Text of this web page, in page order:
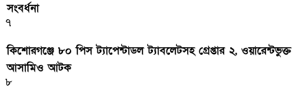
সংবর্ধনা
৭
কিশোরগঞ্জে ৮০ পিস ট্যাপেন্টাডল ট্যাবলেটসহ গ্রেপ্তার ২, ওয়ারেন্টভুক্ত
আসামিও আটক
৮